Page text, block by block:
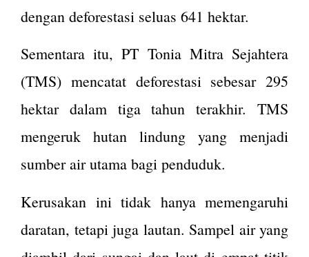
dengan deforestasi seluas 641 hektar.
Sementara itu, PT Tonia Mitra Sejahtera
(TMS) mencatat deforestasi sebesar 295
hektar dalam tiga tahun terakhir. TMS
mengeruk hutan lindung yang menjadi
sumber air utama bagi penduduk​.
Kerusakan ini tidak hanya memengaruhi
daratan, tetapi juga lautan. Sampel air yang